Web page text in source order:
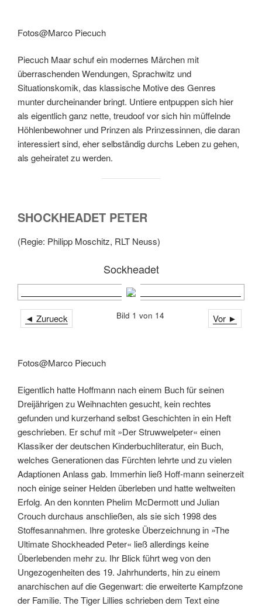
Fotos@Marco Piecuch
Piecuch Maar schuf ein modernes Märchen mit
überraschenden Wendungen, Sprachwitz und
Situationskomik, das klassische Motive des Genres
munter durcheinander bringt. Untiere entpuppen sich hier
als eigentlich ganz nette, treudoof vor sich hin müffelnde
Höhlenbewohner und Prinzen als Prinzessinnen, die daran
interessiert sind, eher selbständig durchs Leben zu gehen,
als geheiratet zu werden.
SHOCKHEADET PETER
(Regie: Philipp Moschitz, RLT Neuss)
Sockheadet
◄ Zurueck Vor ►
Bild 1 von 14
Fotos@Marco Piecuch
Eigentlich hatte Hoffmann nach einem Buch für seinen
Dreijährigen zu Weihnachten gesucht, kein rechtes
gefunden und kurzerhand selbst Geschichten in ein Heft
geschrieben. Er schuf mit »Der Struwwelpeter« einen
Klassiker der deutschen Kinderbuchliteratur, ein Buch,
welches Generationen das Fürchten lehrte und zu vielen
Adaptionen Anlass gab. Immerhin ließ Hoff-mann seinerzeit
noch einige seiner Helden überleben und hatte weltweiten
Erfolg. An den konnten Phelim McDermott und Julian
Crouch durchaus anschließen, als sie sich 1998 des
Stoffesannahmen. Ihre groteske Überzeichnung in »The
Ultimate Shockheaded Peter« ließ allerdings keine
Überlebenden mehr zu. Ihr Blick führt weg von den
Ungezogenheiten des 19. Jahrhunderts, hin zu einem
anarchischen auf die Gegenwart: die erweiterte Kampfzone
der Familie. The Tiger Lillies schrieben dem Text eine